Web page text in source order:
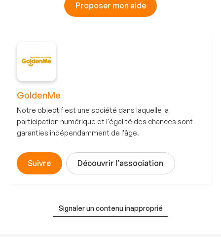
Proposer mon aide
GoldenMe
Notre objectif est une société dans laquelle la
participation numérique et l'égalité des chances sont
garanties indépendamment de l'âge.
Suivre Découvrir l’association
Signaler un contenu inapproprié